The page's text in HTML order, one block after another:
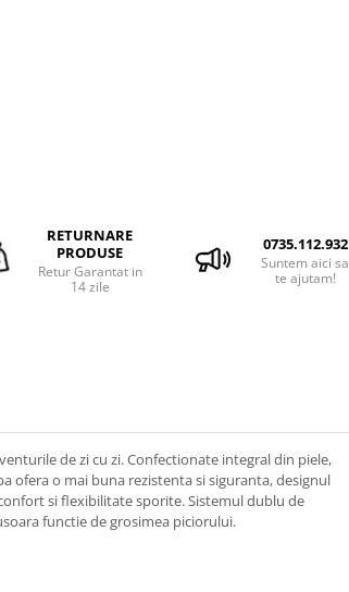
RETURNARE
PRODUSE
Retur Garantat in
14 zile
0735.112.932
Suntem aici sa
te ajutam!
de zi cu zi. Confectionate integral din piele,
ofera o mai buna rezistenta si siguranta, designul
si flexibilitate sporite. Sistemul dublu de
functie de grosimea piciorului.